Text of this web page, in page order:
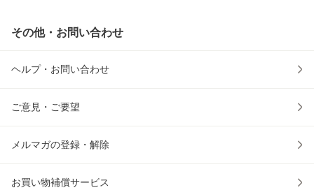
その他・お問い合わせ
ヘルプ・お問い合わせ
ご意見・ご要望
メルマガの登録・解除
お買い物補償サービス